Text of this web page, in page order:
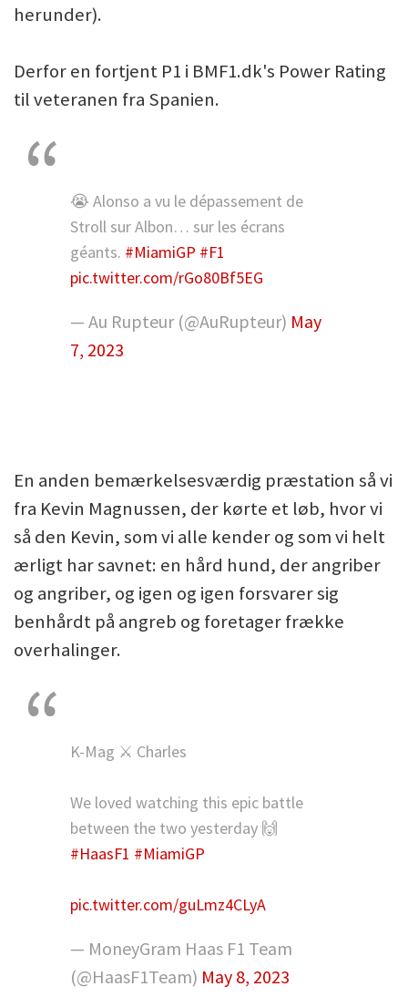
herunder).
Derfor en fortjent P1 i BMF1.dk's Power Rating
til veteranen fra Spanien.
😭 Alonso a vu le dépassement de
Stroll sur Albon… sur les écrans
géants. #MiamiGP #F1
pic.twitter.com/rGo80Bf5EG
— Au Rupteur (@AuRupteur) May
7, 2023
En anden bemærkelsesværdig præstation så vi
fra Kevin Magnussen, der kørte et løb, hvor vi
så den Kevin, som vi alle kender og som vi helt
ærligt har savnet: en hård hund, der angriber
og angriber, og igen og igen forsvarer sig
benhårdt på angreb og foretager frække
overhalinger.
K-Mag ⚔️ Charles
We loved watching this epic battle
between the two yesterday 🙌
#HaasF1 #MiamiGP
pic.twitter.com/guLmz4CLyA
— MoneyGram Haas F1 Team
(@HaasF1Team) May 8, 2023